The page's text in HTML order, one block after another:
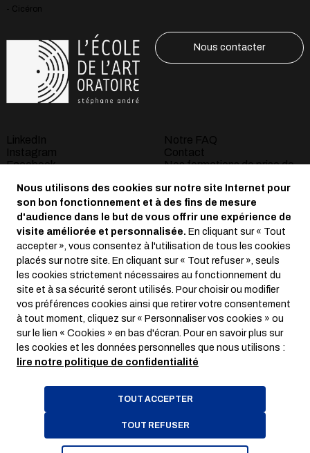
- Cicéron
Nous contacter
LinkedIn
Instagram
Facebook
Notre FAQ
Contact
Nos formations de prise de
S’abonner à la newsletter
La Masterclass
Mentions légales
Conditions générales de
vente
Règlement intérieur
Règlement général de
protection des données
Crédits :La Jungle
Nous utilisons des cookies sur notre site Internet pour
son bon fonctionnement et à des fins de mesure
d'audience dans le but de vous offrir une expérience de
visite améliorée et personnalisée. En cliquant sur « Tout
accepter », vous consentez à l'utilisation de tous les cookies
placés sur notre site. En cliquant sur « Tout refuser », seuls
les cookies strictement nécessaires au fonctionnement du
site et à sa sécurité seront utilisés. Pour choisir ou modifier
vos préférences cookies ainsi que retirer votre consentement
à tout moment, cliquez sur « Personnaliser vos cookies » ou
sur le lien « Cookies » en bas d'écran. Pour en savoir plus sur
les cookies et les données personnelles que nous utilisons :
lire notre politique de confidentialité
TOUT ACCEPTER
TOUT REFUSER